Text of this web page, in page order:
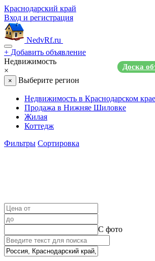
Краснодарский край
Вход и регистрация
NedvRf.ru
+ Добавить объявление
Доска
Недвижимость
×
× Выберите регион
Недвижимость в Краснодарском крае
Продажа в Нижняе Шиловке
Жилая
Коттедж
Фильтры Сортировка
С фото